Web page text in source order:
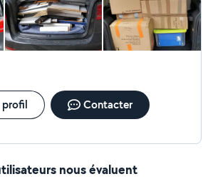
profil Contacter
nous évaluent